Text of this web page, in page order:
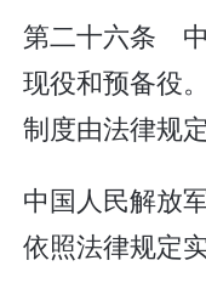
第二十六条
现役和预备役
制度由法律规定
中国人民解放
依照法律规定